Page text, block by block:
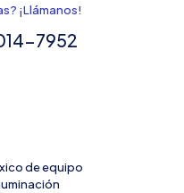
¡Llámanos!
7952
de equipo